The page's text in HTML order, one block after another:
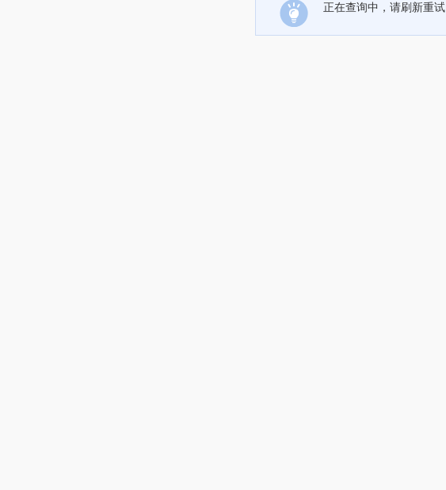
正在查询中，请刷新重试